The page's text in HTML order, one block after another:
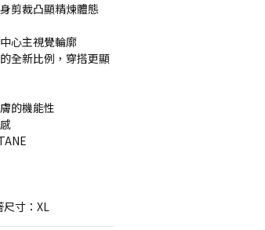
剪裁凸顯精煉體態
心主視覺輪廓
全新比例，穿搭更顯
的機能性
寸：XL